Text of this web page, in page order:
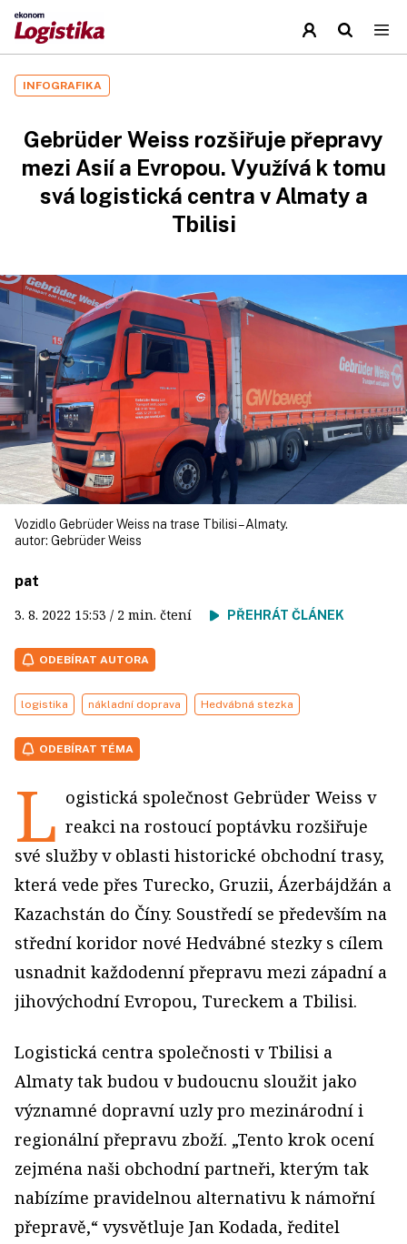
INFOGRAFIKA
Gebrüder Weiss rozšiřuje přepravy
mezi Asií a Evropou. Využívá k tomu
svá logistická centra v Almaty a
Tbilisi
Vozidlo Gebrüder Weiss na trase Tbilisi – Almaty.
autor: Gebrüder Weiss
pat
3. 8. 2022 15:53 / 2 min. čtení PŘEHRÁT ČLÁNEK
ODEBÍRAT AUTORA
logistika nákladní doprava Hedvábná stezka
ODEBÍRAT TÉMA
L ogistická společnost Gebrüder Weiss v
reakci na rostoucí poptávku rozšiřuje
své služby v oblasti historické obchodní trasy,
která vede přes Turecko, Gruzii, Ázerbájdžán a
Kazachstán do Číny. Soustředí se především na
střední koridor nové Hedvábné stezky s cílem
usnadnit každodenní přepravu mezi západní a
jihovýchodní Evropou, Tureckem a Tbilisi.
Logistická centra společnosti v Tbilisi a
Almaty tak budou v budoucnu sloužit jako
významné dopravní uzly pro mezinárodní i
regionální přepravu zboží. „Tento krok ocení
zejména naši obchodní partneři, kterým tak
nabízíme pravidelnou alternativu k námořní
přepravě,“ vysvětluje Jan Kodada, ředitel